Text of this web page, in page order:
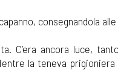
consegnandola
C’era ancora luce,
la teneva prigioniera